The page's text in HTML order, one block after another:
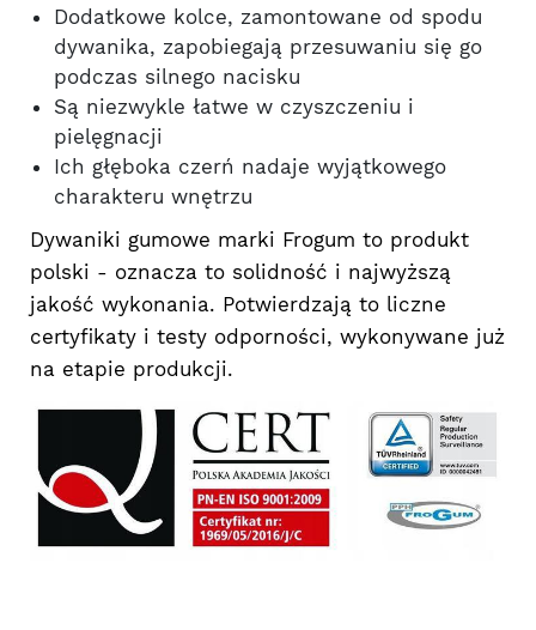
Dodatkowe kolce, zamontowane od spodu
dywanika, zapobiegają przesuwaniu się go
podczas silnego nacisku
Są niezwykle łatwe w czyszczeniu i
pielęgnacji
Ich głęboka czerń nadaje wyjątkowego
charakteru wnętrzu
Dywaniki gumowe marki Frogum to produkt
polski - oznacza to solidność i najwyższą
jakość wykonania. Potwierdzają to liczne
certyfikaty i testy odporności, wykonywane już
na etapie produkcji.